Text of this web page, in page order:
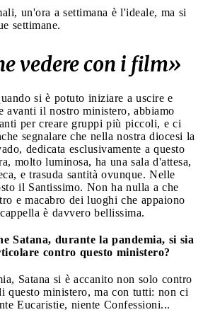
un'ora a settimana è l'ideale, ma si
settimane.
vedere con i film»
si è potuto iniziare a uscire e
avanti il nostro ministero, abbiamo
per creare gruppi più piccoli, e ci
segnalare che nella nostra diocesi la
dedicata esclusivamente a questo
molto luminosa, ha una sala d'attesa,
e trasuda santità ovunque. Nelle
il Santissimo. Non ha nulla a che
e macabro dei luoghi che appaiono
è davvero bellissima.
Satana, durante la pandemia, si sia
contro questo ministero?
Satana si è accanito non solo contro
questo ministero, ma con tutti: non ci
Eucaristie, niente Confessioni...